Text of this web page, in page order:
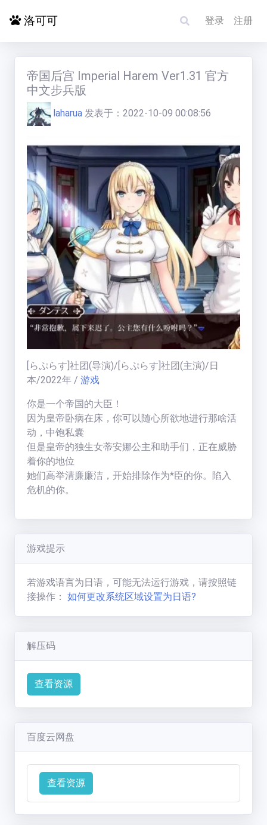
首页
探索更多
电影影单
洛赋头条
碰碰运气
求片/反馈
福利中心
免费在线电影
一周热门榜
用户天梯榜
BT老司机(19005分)
ikuni(7334分)
IvoryMandy(1732分)
公告通知
洛可可 登录 注册
帝国后宫 Imperial Harem Ver1.31 官方
中文步兵版
laharua 发表于： 2022-10-09 00:08:56
[らぷらす]社团(导演)/ [らぷらす]社团(主演)/日
本/2022年 / 游戏
你是一个帝国的大臣！
因为皇帝卧病在床，你可以随心所欲地进行那啥活
动，中饱私囊
但是皇帝的独生女蒂安娜公主和助手们，正在威胁
着你的地位
她们高举清廉廉洁，开始排除作为*臣的你。陷入
危机的你。
了你的命运！
等你来那啥…
游戏提示
若游戏语言为日语，可能无法运行游戏，请按照链
接操作： 如何更改系统区域设置为日语?
解压码
查看资源
百度云网盘
查看资源